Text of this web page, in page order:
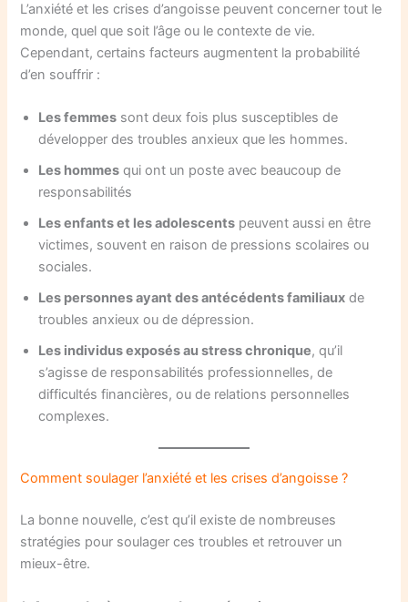
L’anxiété et les crises d’angoisse peuvent concerner tout le
monde, quel que soit l’âge ou le contexte de vie.
Cependant, certains facteurs augmentent la probabilité
d’en souffrir :
Les femmes sont deux fois plus susceptibles de
développer des troubles anxieux que les hommes.
Les hommes qui ont un poste avec beaucoup de
responsabilités
Les enfants et les adolescents peuvent aussi en être
victimes, souvent en raison de pressions scolaires ou
sociales.
Les personnes ayant des antécédents familiaux de
troubles anxieux ou de dépression.
Les individus exposés au stress chronique, qu’il
s’agisse de responsabilités professionnelles, de
difficultés financières, ou de relations personnelles
complexes.
Comment soulager l’anxiété et les crises d’angoisse ?
La bonne nouvelle, c’est qu’il existe de nombreuses
stratégies pour soulager ces troubles et retrouver un
mieux-être.